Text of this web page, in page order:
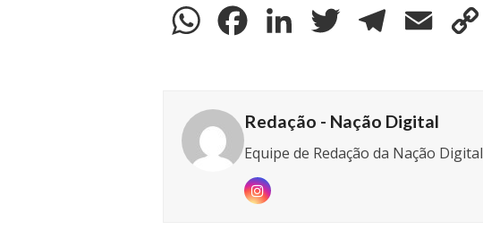
WhatsAppFacebookLinkedIn Twitter TelegramEmail
Redação - Nação Digital
Equipe de Redação da Nação Digital
Instagram